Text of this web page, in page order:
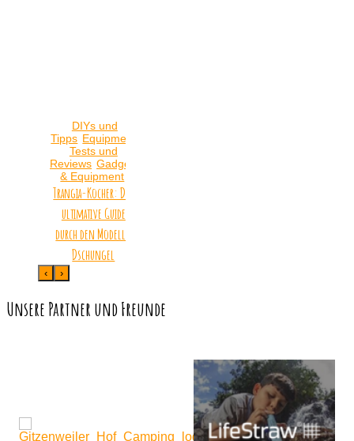
DIYs und
Tipps Equipment
Tests und
Reviews Gadgets
& Equipment
Trangia-Kocher: Der
ultimative Guide
durch den Modell-
Dschungel
‹ ›
Unsere Partner und Freunde